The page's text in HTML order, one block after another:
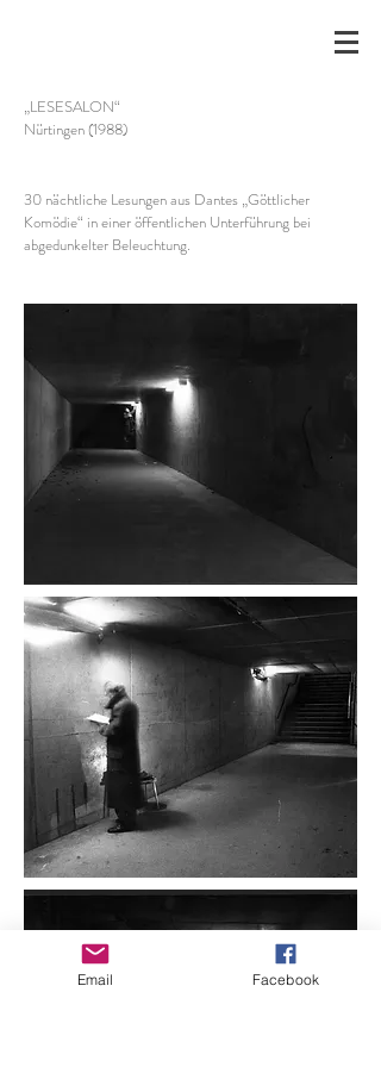
„LESESALON“
Nürtingen (1988)
30 nächtliche Lesungen aus Dantes „Göttlicher
Komödie“ in einer öffentlichen Unterführung bei
abgedunkelter Beleuchtung.
Email Facebook